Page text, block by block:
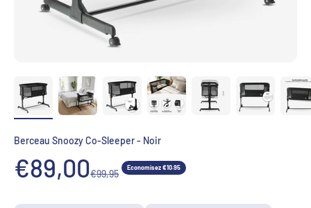
Berceau Snoozy Co-Sleeper - Noir
Aanbiedingsprijs
€89,00Normale prijs
€99,95
Economisez €10.95